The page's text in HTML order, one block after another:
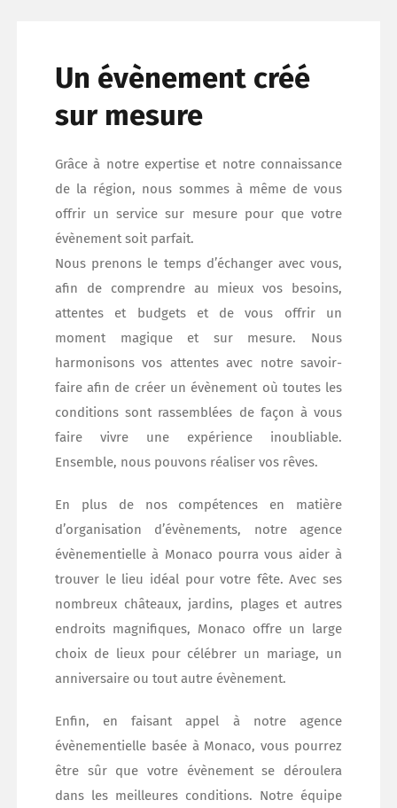
Un évènement créé
sur mesure
Grâce à notre expertise et notre connaissance
de la région, nous sommes à même de vous
offrir un service sur mesure pour que votre
évènement soit parfait.
Nous prenons le temps d’échanger avec vous,
afin de comprendre au mieux vos besoins,
attentes et budgets et de vous offrir un
moment magique et sur mesure. Nous
harmonisons vos attentes avec notre savoir-
faire afin de créer un évènement où toutes les
conditions sont rassemblées de façon à vous
faire vivre une expérience inoubliable.
Ensemble, nous pouvons réaliser vos rêves.
En plus de nos compétences en matière
d’organisation d’évènements, notre agence
évènementielle à Monaco pourra vous aider à
trouver le lieu idéal pour votre fête. Avec ses
nombreux châteaux, jardins, plages et autres
endroits magnifiques, Monaco offre un large
choix de lieux pour célébrer un mariage, un
anniversaire ou tout autre évènement.
Enfin, en faisant appel à notre agence
évènementielle basée à Monaco, vous pourrez
être sûr que votre évènement se déroulera
dans les meilleures conditions. Notre équipe